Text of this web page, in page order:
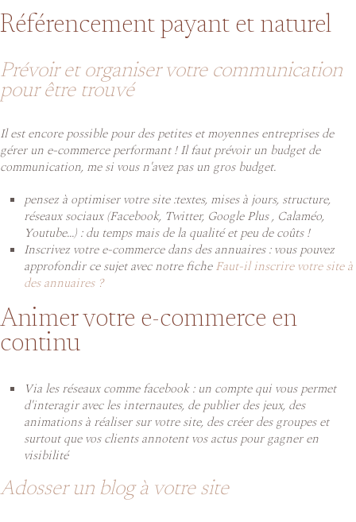
Référencement payant et naturel
Prévoir et organiser votre communication
pour être trouvé
Il est encore possible pour des petites et moyennes entreprises de
gérer un e-commerce performant ! Il faut prévoir un budget de
communication, me si vous n'avez pas un gros budget.
pensez à optimiser votre site :textes, mises à jours, structure,
réseaux sociaux (Facebook, Twitter, Google Plus , Calaméo,
Youtube...) : du temps mais de la qualité et peu de coûts !
Inscrivez votre e-commerce dans des annuaires : vous pouvez
approfondir ce sujet avec notre ficheFaut-il inscrire votre site à
des annuaires ?
Animer votre e-commerce en
continu
Via les réseaux comme facebook : un compte qui vous permet
d'interagir avec les internautes, de publier des jeux, des
animations à réaliser sur votre site, des créer des groupes et
surtout que vos clients annotent vos actus pour gagner en
visibilité
Adosser un blog à votre site